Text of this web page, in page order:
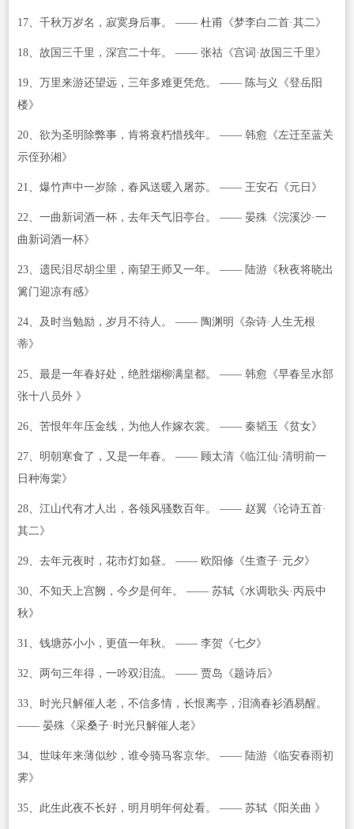
17、千秋万岁名，寂寞身后事。 —— 杜甫《梦李白二首·其二》
18、故国三千里，深宫二十年。 —— 张祜《宫词·故国三千里》
19、万里来游还望远，三年多难更凭危。 —— 陈与义《登岳阳
楼》
20、欲为圣明除弊事，肯将衰朽惜残年。 —— 韩愈《左迁至蓝关
示侄孙湘》
21、爆竹声中一岁除，春风送暖入屠苏。 —— 王安石《元日》
22、一曲新词酒一杯，去年天气旧亭台。 —— 晏殊《浣溪沙·一
曲新词酒一杯》
23、遗民泪尽胡尘里，南望王师又一年。 —— 陆游《秋夜将晓出
篱门迎凉有感》
24、及时当勉励，岁月不待人。 —— 陶渊明《杂诗·人生无根
蒂》
25、最是一年春好处，绝胜烟柳满皇都。 —— 韩愈《早春呈水部
张十八员外 》
26、苦恨年年压金线，为他人作嫁衣裳。 —— 秦韬玉《贫女》
27、明朝寒食了，又是一年春。 —— 顾太清《临江仙·清明前一
日种海棠》
28、江山代有才人出，各领风骚数百年。 —— 赵翼《论诗五首·
其二》
29、去年元夜时，花市灯如昼。 —— 欧阳修《生查子·元夕》
30、不知天上宫阙，今夕是何年。 —— 苏轼《水调歌头·丙辰中
秋》
31、钱塘苏小小，更值一年秋。 —— 李贺《七夕》
32、两句三年得，一吟双泪流。 —— 贾岛《题诗后》
33、时光只解催人老，不信多情，长恨离亭，泪滴春衫酒易醒。
—— 晏殊《采桑子·时光只解催人老》
34、世味年来薄似纱，谁令骑马客京华。 —— 陆游《临安春雨初
霁》
35、此生此夜不长好，明月明年何处看。 —— 苏轼《阳关曲 》